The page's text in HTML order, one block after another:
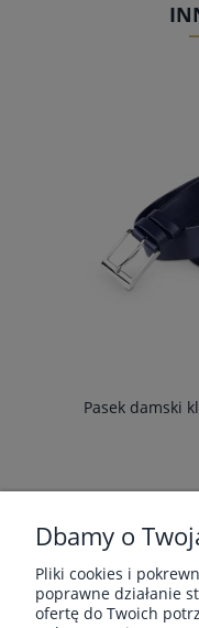
Pasek damski
Dbamy o
Pliki cookies i
poprawne działanie
ofertę do Twoich